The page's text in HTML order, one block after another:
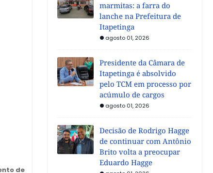
de
marmitas: a farra do
lanche na Prefeitura de
Itapetinga
agosto 01, 2026
Presidente da Câmara de
Itapetinga é absolvido
pelo TCM em processo por
acúmulo de cargos
agosto 01, 2026
Decisão de Rodrigo Hagge
de continuar com Antônio
Brito volta a preocupar
Eduardo Hagge